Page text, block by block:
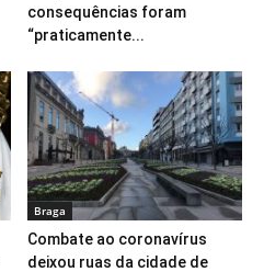
consequências foram
“praticamente...
Braga
Combate ao coronavírus
deixou ruas da cidade de